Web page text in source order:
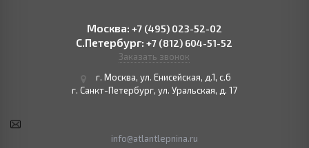
Москва: +7 (495) 023-52-02
С.Петербург: +7 (812) 604-51-52
Заказать звонок
г. Москва, ул. Енисейская, д.1, с.6
г. Санкт-Петербург, ул. Уральская, д. 17
info@atlantlepnina.ru